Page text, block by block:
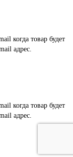
когда товар будет
адрес.
когда товар будет
адрес.